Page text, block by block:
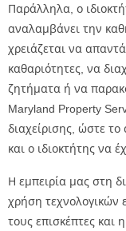
Παράλληλα, ο
αναλαμβάνει την
χρειάζεται να
καθαριότητες, να
ζητήματα ή να
Maryland Property
διαχείρισης, ώστε το
και ο ιδιοκτήτης να
Η εμπειρία μας στη
χρήση τεχνολογικών
τους επισκέπτες και